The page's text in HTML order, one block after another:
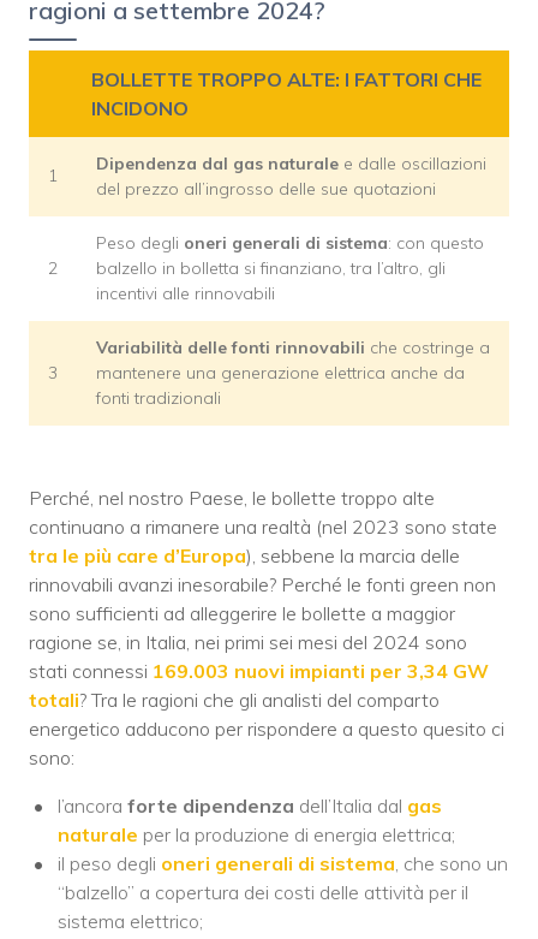
ragioni a settembre 2024?
BOLLETTE TROPPO ALTE: I FATTORI CHE
INCIDONO
1
Dipendenza dal gas naturale e dalle oscillazioni
del prezzo all’ingrosso delle sue quotazioni
2
Peso degli oneri generali di sistema: con questo
balzello in bolletta si finanziano, tra l’altro, gli
incentivi alle rinnovabili
3
Variabilità delle fonti rinnovabili che costringe a
mantenere una generazione elettrica anche da
fonti tradizionali
Perché, nel nostro Paese, le bollette troppo alte
continuano a rimanere una realtà (nel 2023 sono state
tra le più care d’Europa), sebbene la marcia delle
rinnovabili avanzi inesorabile? Perché le fonti green non
sono sufficienti ad alleggerire le bollette a maggior
ragione se, in Italia, nei primi sei mesi del 2024 sono
stati connessi 169.003 nuovi impianti per 3,34 GW
totali? Tra le ragioni che gli analisti del comparto
energetico adducono per rispondere a questo quesito ci
sono:
l’ancora forte dipendenza dell’Italia dal gas
naturale per la produzione di energia elettrica;
il peso degli oneri generali di sistema , che sono un
“balzello” a copertura dei costi delle attività per il
sistema elettrico;